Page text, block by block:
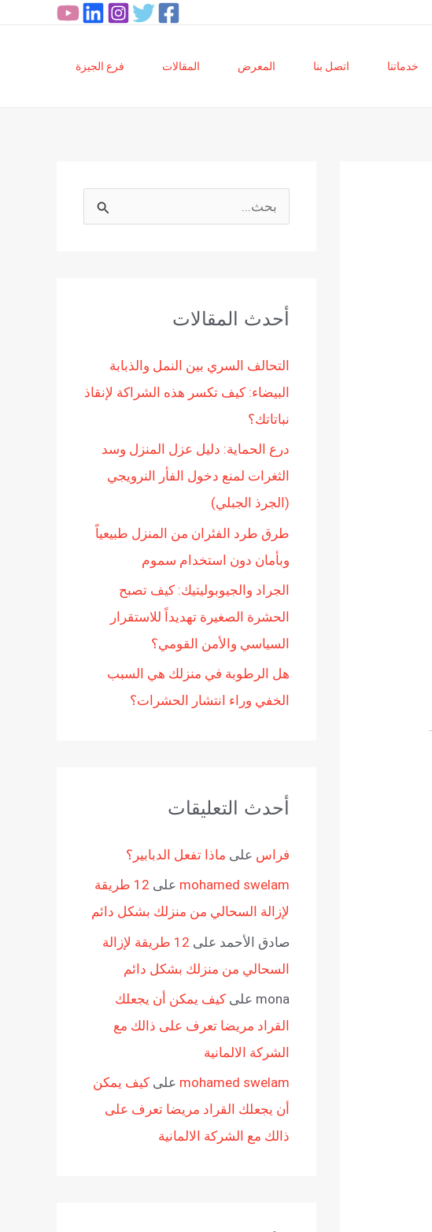
خدماتنا اتصل بنا المعرض المقالات فرع الجيزة
ث
ن
:
أحدث المقالات
التحالف السري بين النمل والذبابة
البيضاء: كيف تكسر هذه الشراكة لإنقاذ
نباتاتك؟
درع الحماية: دليل عزل المنزل وسد
الثغرات لمنع دخول الفأر النرويجي
(الجرذ الجبلي)
طرق طرد الفئران من المنزل طبيعياً
وبأمان دون استخدام سموم
الجراد والجيوبوليتيك: كيف تصبح
الحشرة الصغيرة تهديداً للاستقرار
السياسي والأمن القومي؟
هل الرطوبة في منزلك هي السبب
الخفي وراء انتشار الحشرات؟
أحدث التعليقات
فراس على ماذا تفعل الدبابير؟
mohamed swelam على
12 طريقة
لإزالة السحالي من منزلك بشكل دائم
صادق الأحمد على
12 طريقة لإزالة
السحالي من منزلك بشكل دائم
mona على كيف يمكن أن يجعلك
القراد مريضا تعرف على ذالك مع
الشركة الالمانية
mohamed swelam على كيف يمكن
أن يجعلك القراد مريضا تعرف على
ذالك مع الشركة الالمانية